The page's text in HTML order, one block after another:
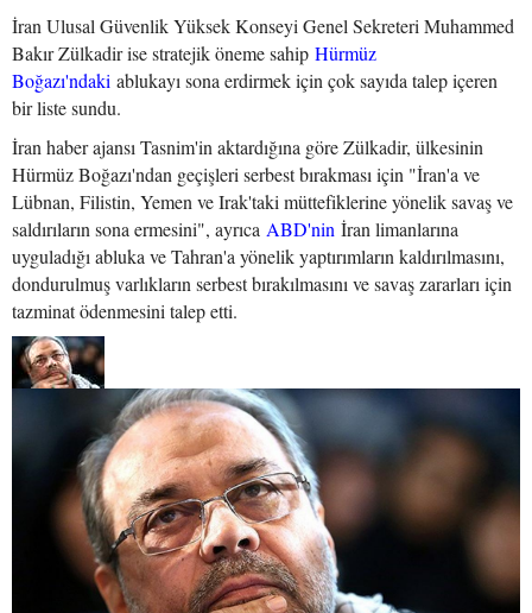
İran Ulusal Güvenlik Yüksek Konseyi Genel Sekreteri Muhammed
Bakır Zülkadir ise stratejik öneme sahip Hürmüz
Boğazı'ndaki ablukayı sona erdirmek için çok sayıda talep içeren
bir liste sundu.
İran haber ajansı Tasnim'in aktardığına göre Zülkadir, ülkesinin
Hürmüz Boğazı'ndan geçişleri serbest bırakması için "İran'a ve
Lübnan, Filistin, Yemen ve Irak'taki müttefiklerine yönelik savaş ve
saldırıların sona ermesini", ayrıca ABD'nin İran limanlarına
uyguladığı abluka ve Tahran'a yönelik yaptırımların kaldırılmasını,
dondurulmuş varlıkların serbest bırakılmasını ve savaş zararları için
tazminat ödenmesini talep etti.